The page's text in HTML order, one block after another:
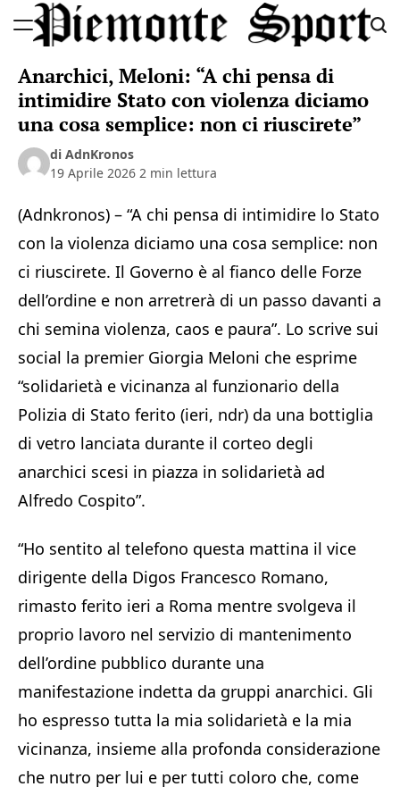
to
Sport
Anarchici, Meloni: “A chi pensa di
intimidire Stato con violenza diciamo
una cosa semplice: non ci riuscirete”
di AdnKronos
19 Aprile 2026 2 min lettura
(Adnkronos) – “A chi pensa di intimidire lo Stato
con la violenza diciamo una cosa semplice: non
ci riuscirete. Il Governo è al fianco delle Forze
dell’ordine e non arretrerà di un passo davanti a
chi semina violenza, caos e paura”. Lo scrive sui
social la premier Giorgia Meloni che esprime
“solidarietà e vicinanza al funzionario della
Polizia di Stato ferito (ieri, ndr) da una bottiglia
di vetro lanciata durante il corteo degli
anarchici scesi in piazza in solidarietà ad
Alfredo Cospito”.
“Ho sentito al telefono questa mattina il vice
dirigente della Digos Francesco Romano,
rimasto ferito ieri a Roma mentre svolgeva il
proprio lavoro nel servizio di mantenimento
dell’ordine pubblico durante una
manifestazione indetta da gruppi anarchici. Gli
ho espresso tutta la mia solidarietà e la mia
vicinanza, insieme alla profonda considerazione
che nutro per lui e per tutti coloro che, come